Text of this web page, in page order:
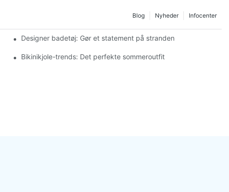
Infocenter
Nyheder
Blog
Designer badetøj: Gør et statement på stranden
Bikinikjole-trends: Det perfekte sommeroutfit